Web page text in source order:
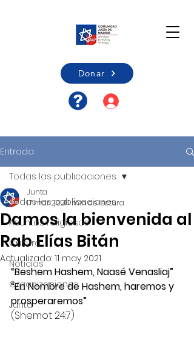
Donar
Entrada
Todas las publicaciones
Asuntos religiosos
Cultura
Noticias
Organizaciones
Junta
Todas las publicaciones
Damos la bienvenida al
Rab Elías Bitán
Junta
17 mar 20211 min de lectura
Actualizado: 11 may 2021
“Beshem Hashem, Naasé Venasliaj”
“En Nombre de Hashem, haremos y
prosperaremos”
(Shemot 24:7)